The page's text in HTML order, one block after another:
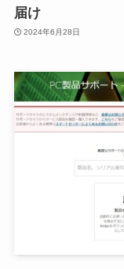
届け
2024年6月28日